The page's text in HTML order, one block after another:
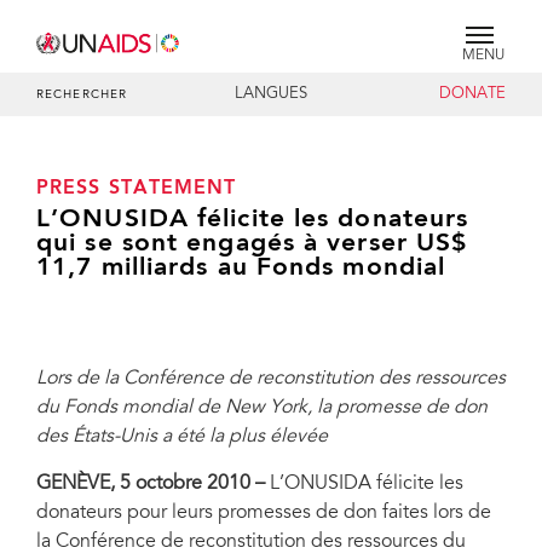
MENU
RECHERCHER LANGUES DONATE
PRESS STATEMENT
L’ONUSIDA félicite les donateurs
qui se sont engagés à verser US$
11,7 milliards au Fonds mondial
Lors de la Conférence de reconstitution des ressources
du Fonds mondial de New York, la promesse de don
des États-Unis a été la plus élevée
GENÈVE, 5 octobre 2010 – L’ONUSIDA félicite les
donateurs pour leurs promesses de don faites lors de
la Conférence de reconstitution des ressources du